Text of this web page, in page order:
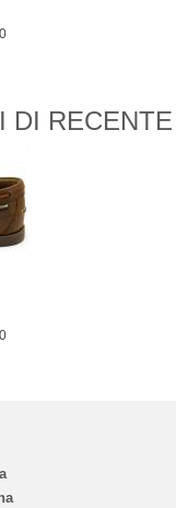
DI RECENTE